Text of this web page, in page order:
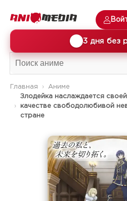
3 дня без
Главная
Аниме
Злодейка наслаждается
качестве свободолюбивой
стране